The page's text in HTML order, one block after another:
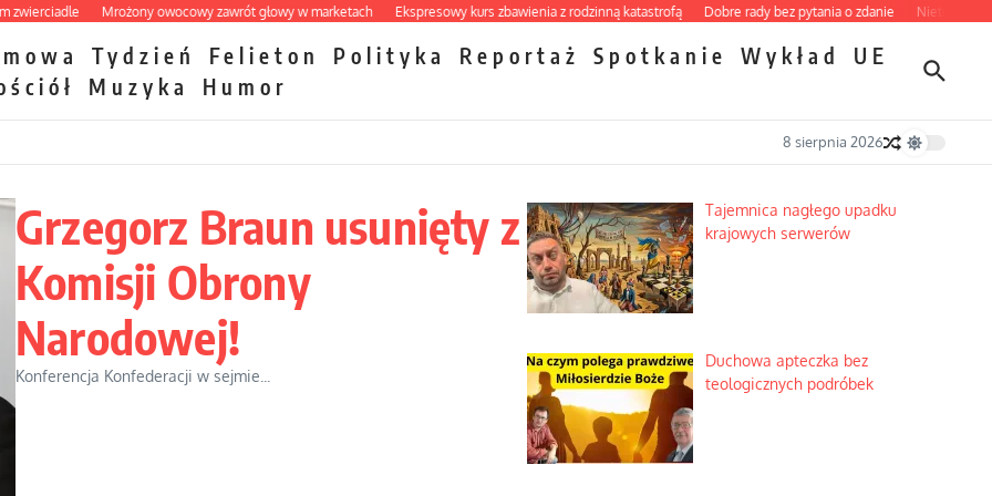
Mrożony owocowy zawrót głowy w marketach Ekspresowy kurs zbawienia z rodzinną katastrofą Dobre rady bez pytania o zdanie Nietrwałość
Tydzień Felieton Polityka Reportaż Spotkanie Wykład
UE
Muzyka Humor
8 sierpnia 2026
Grzegorz Braun usunięty z
Komisji Obrony
Narodowej!
Konferencja Konfederacji w sejmie...
Tajemnica nagłego upadku
krajowych serwerów
Duchowa apteczka bez
teologicznych podróbek